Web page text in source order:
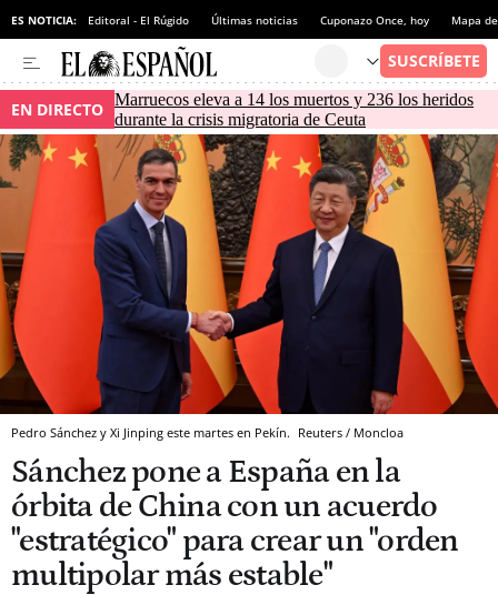
ES NOTICIA: Editoral - El Rúgido Últimas noticias Cuponazo Once, hoy Mapa
EN DIRECTO Marruecos eleva a 14 los muertos y 236 los heridos
durante la crisis migratoria de Ceuta
Pedro Sánchez y Xi Jinping este martes en Pekín. Reuters / Moncloa
Sánchez pone a España en la
órbita de China con un acuerdo
"estratégico" para crear un "orden
multipolar más estable"